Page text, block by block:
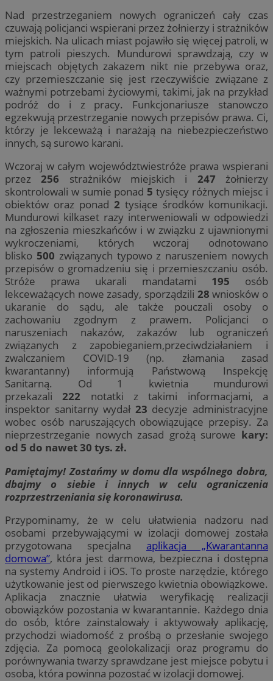
Nad przestrzeganiem nowych ograniczeń cały czas
czuwają policjanci wspierani przez żołnierzy i strażników
miejskich. Na ulicach miast pojawiło się więcej patroli, w
tym patroli pieszych. Mundurowi sprawdzają, czy w
miejscach objętych zakazem nikt nie przebywa oraz,
czy przemieszczanie się jest rzeczywiście związane z
ważnymi potrzebami życiowymi, takimi, jak na przykład
podróż do i z pracy. Funkcjonariusze stanowczo
egzekwują przestrzeganie nowych przepisów prawa. Ci,
którzy je lekceważą i narażają na niebezpieczeństwo
innych, są surowo karani.
Wczoraj w całym województwiestróże prawa wspierani
przez256 strażników miejskich i 247 żołnierzy
skontrolowali w sumie ponad 5 tysięcy różnych miejsc i
obiektów oraz ponad 2 tysiące środków komunikacji.
Mundurowi kilkaset razy interweniowali w odpowiedzi
na zgłoszenia mieszkańców i w związku z ujawnionymi
wykroczeniami, których wczoraj odnotowano
blisko 500 związanych typowo z naruszeniem nowych
przepisów o gromadzeniu się i przemieszczaniu osób.
Stróże prawa ukarali mandatami 195 osób
lekceważących nowe zasady, sporządzili 28wniosków o
ukaranie do sądu, ale także pouczali osoby o
zachowaniu zgodnym z prawem. Policjanci o
naruszeniach nakazów, zakazów lub ograniczeń
związanych z zapobieganiem,przeciwdziałaniem i
zwalczaniem COVID-19 (np. złamania zasad
kwarantanny) informują Państwową Inspekcję
Sanitarną. Od 1 kwietnia mundurowi
przekazali222 notatki z takimi informacjami, a
inspektor sanitarny wydał 23 decyzje administracyjne
wobec osób naruszających obowiązujące przepisy. Za
nieprzestrzeganie nowych zasad grożą surowe kary:
od 5 do nawet 30 tys. zł.
Pamiętajmy! Zostańmy w domu dla wspólnego dobra,
dbajmy o siebie i innych w celu ograniczenia
rozprzestrzeniania się koronawirusa.
Przypominamy, że w celu ułatwienia nadzoru nad
osobami przebywającymi w izolacji domowej została
przygotowana specjalna aplikacja „Kwarantanna
domowa”, która jest darmowa, bezpieczna i dostępna
na systemy Android i iOS. To proste narzędzie, którego
użytkowanie jest od pierwszego kwietnia obowiązkowe.
Aplikacja znacznie ułatwia weryfikację realizacji
obowiązków pozostania w kwarantannie. Każdego dnia
do osób, które zainstalowały i aktywowały aplikację,
przychodzi wiadomość z prośbą o przesłanie swojego
zdjęcia. Za pomocą geolokalizacji oraz programu do
porównywania twarzy sprawdzane jest miejsce pobytu i
osoba, która powinna pozostać w izolacji domowej.